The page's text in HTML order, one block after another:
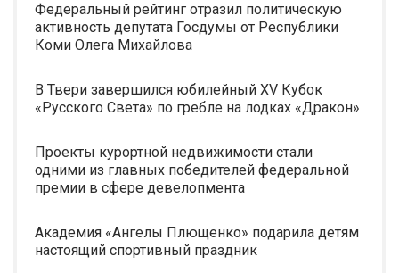
Федеральный рейтинг отразил политическую
активность депутата Госдумы от Республики
Коми Олега Михайлова
В Твери завершился юбилейный XV Кубок
«Русского Света» по гребле на лодках «Дракон»
Проекты курортной недвижимости стали
одними из главных победителей федеральной
премии в сфере девелопмента
Академия «Ангелы Плющенко» подарила детям
настоящий спортивный праздник